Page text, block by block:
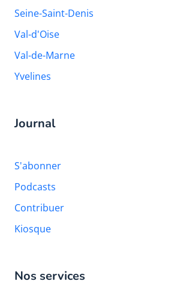
Seine-Saint-Denis
Val-d'Oise
Val-de-Marne
Yvelines
Journal
S'abonner
Podcasts
Contribuer
Kiosque
Nos services